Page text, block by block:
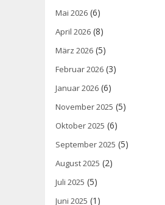
Mai 2026 (6)
April 2026 (8)
März 2026 (5)
Februar 2026 (3)
Januar 2026 (6)
November 2025 (5)
Oktober 2025 (6)
September 2025 (5)
August 2025 (2)
Juli 2025 (5)
Juni 2025 (1)